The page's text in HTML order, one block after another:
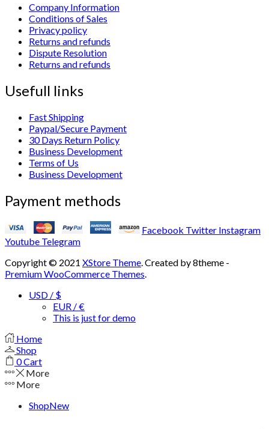
Company Information
Conditions of Sales
Privacy policy
Returns and refunds
Dispute Resolution
Returns and refunds
Usefull links
Fast Shipping
Paypal/Secure Payment
30 Days Return Policy
Business Development
Terms of Us
Business Development
Payment methods
Facebook Twitter Instagram
Youtube Telegram
Copyright © 2021 XStore Theme . Created by 8theme -
Premium WooCommerce Themes
USD / $
EUR / €
This is just for demo
Home
Shop
0Cart
More
More
ShopNew